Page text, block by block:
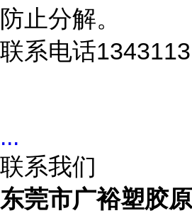
防止分解。
联系电话
...
联系我们
东莞市广裕塑胶